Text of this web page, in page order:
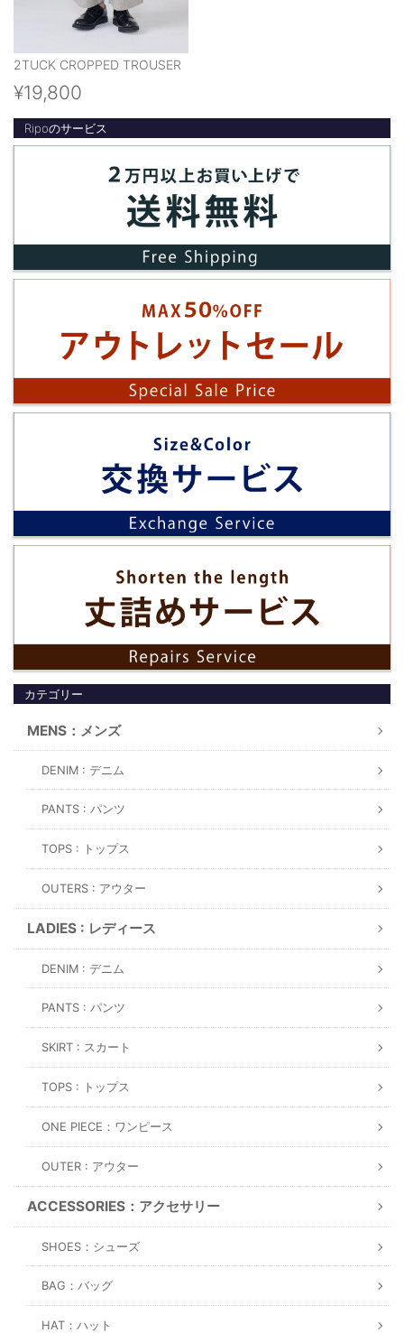
2TUCK CROPPED TROUSER
¥19,800
Ripoのサービス
カテゴリー
MENS：メンズ
DENIM : デニム
PANTS : パンツ
TOPS : トップス
OUTERS : アウター
LADIES : レディース
DENIM : デニム
PANTS : パンツ
SKIRT : スカート
TOPS : トップス
ONE PIECE：ワンピース
OUTER : アウター
ACCESSORIES：アクセサリー
SHOES：シューズ
BAG：バッグ
HAT：ハット